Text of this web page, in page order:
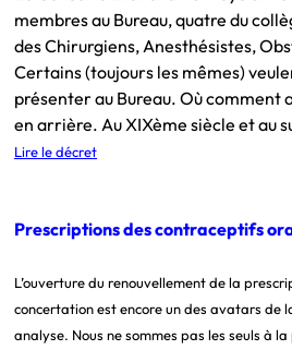
membres au Bureau, quatre du
des Chirurgiens, Anesthésistes,
Certains (toujours les mêmes)
présenter au Bureau. Où comment
en arrière. Au XIXème siècle et au
Lire le décret
Prescriptions des contraceptifs
L’ouverture du renouvellement de la
concertation est encore un des avatars de
analyse. Nous ne sommes pas les seuls à